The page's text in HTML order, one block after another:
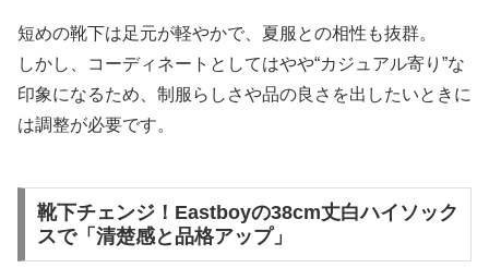
短めの靴下は足元が軽やかで、夏服との相性も抜群。
しかし、コーディネートとしてはやや“カジュアル寄り”な
印象になるため、制服らしさや品の良さを出したいときに
は調整が必要です。
靴下チェンジ！Eastboyの38cm丈白ハイソック
スで「清楚感と品格アップ」